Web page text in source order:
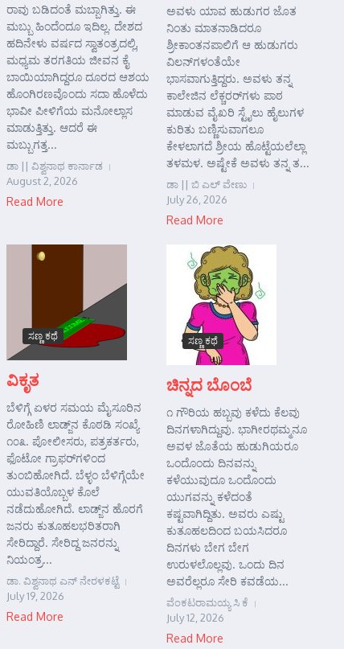
ರಾವು ಬಡಿದಂತೆ ಮಬ್ಬಾಗಿತ್ತು. ಈ
ಮಬ್ಬು ಹಿಂದೆಂದೂ ಇದಿಲ್ಲ. ದೇಶದ
ಹದಿನೇಳು ವರ್ಷದ ಸ್ವಾತಂತ್ರದಲ್ಲಿ,
ಮಧ್ಯಮ ತರಗತಿಯ ಜೀವನ ಕೈ
ಬಾಯಿಯಾಗಿದ್ದರೂ ದೂರದ ಆಶಯ
ಹೊಂಗಿರಣವೊಂದು ಸದಾ ಹೊಳೆದು
ಭಾವೀ ಪೀಳಿಗೆಯ ಮನೋಲ್ಲಾಸ
ಮಾಡುತ್ತಿತ್ತು. ಆದರೆ ಈ
ಮಬ್ಬುಗತ್ತ...
ಡಾ || ವಿಶ್ವನಾಥ ಕಾರ್ನಾಡ
August 2, 2026
Read More
ಅವಳು ಯಾವ ಹುಡುಗರ ಜೊತ
ನಿಂತು ಮಾತನಾಡಿದರೂ
ಶ್ರೀಕಾಂತನಪಾಲಿಗೆ ಆ ಹುಡುಗರು
ವಿಲನ್‌ಗಳಂತೆಯೇ
ಭಾಸವಾಗುತ್ತಿದ್ದರು. ಅವಳು ತನ್ನ
ಕಾಲೇಜಿನ ಲೆಕ್ಚರರ್‌ಗಳು ಪಾಠ
ಮಾಡುವ ವೈಖರಿ ಸ್ಟೈಲು ಹೈಲುಗಳ
ಕುರಿತು ಬಣ್ಣಿಸುವಾಗಲೂ
ಕೇಳಲಾಗದೆ ಶ್ರೀಯ ಹೊಟ್ಟೆಯಲೆಲ್ಲಾ
ತಳಮಳ. ಅಷ್ಟೇಕೆ ಅವಳು ತನ್ನ ತ...
ಡಾ || ಬಿ ಎಲ್ ವೇಣು
July 26, 2026
Read More
ಸಣ್ಣ ಕಥೆ
ವಿಕೃತ
ಬೆಳಿಗ್ಗೆ ಏಳರ ಸಮಯ ಮೈಸೂರಿನ
ರೋಹಿಣಿ ಲಾಡ್ಜ್‌ನ ಕೊಠಡಿ ಸಂಖ್ಯೆ
೧೦೩. ಪೋಲೀಸರು, ಪತ್ರಕರ್ತರು,
ಫೊಟೋ ಗ್ರಾಫರ್‌ಗಳಿಂದ
ತುಂಬಿಹೋಗಿದೆ. ಬೆಳ್ಳಂ ಬೆಳಿಗ್ಗೆಯೇ
ಯುವತಿಯೊಬ್ಬಳ ಕೊಲೆ
ನಡೆದುಹೋಗಿದೆ. ಲಾಡ್ಜ್‌ನ ಹೊರಗೆ
ಜನರು ಕುತೂಹಲಭರಿತರಾಗಿ
ಸೇರಿದ್ದಾರೆ. ಸೇರಿದ್ದ ಜನರನ್ನು
ನಿಯಂತ್ರ...
ಡಾ. ವಿಶ್ವನಾಥ ಎನ್ ನೇರಳಕಟ್ಟೆ
July 19, 2026
Read More
ಸಣ್ಣ ಕಥೆ
ಚಿನ್ನದ ಬೊಂಬೆ
೧ ಗೌರಿಯ ಹಬ್ಬವು ಕಳೆದು ಕೆಲವು
ದಿನಗಳಾಗಿದ್ದುವು. ಭಾಗೀರಥಮ್ಮನೂ
ಅವಳ ಜೊತೆಯ ಹುಡುಗಿಯರೂ
ಒಂದೊಂದು ದಿನವನ್ನು
ಕಳೆಯುವುದೂ ಒಂದೊಂದು
ಯುಗವನ್ನು ಕಳೆದಂತೆ
ಕಷ್ಟವಾಗಿದ್ದಿತು. ಅವರು ಎಷ್ಟು
ಕುತೂಹಲದಿಂದ ಬಯಸಿದರೂ
ದಿನಗಳು ಬೇಗ ಬೇಗ
ಉರುಳಲೊಲ್ಲವು. ಒಂದು ದಿನ
ಅವರೆಲ್ಲರೂ ಸೇರಿ ಕವಡೆಯ...
ವೆಂಕಟರಾಮಯ್ಯ ಸಿ ಕೆ
July 12, 2026
Read More